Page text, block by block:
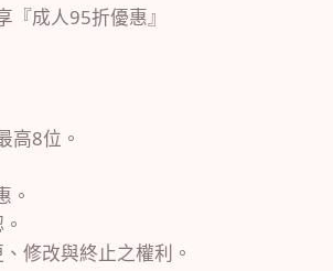
成人95折優惠』
高8位。
。
修改與終止之權利。